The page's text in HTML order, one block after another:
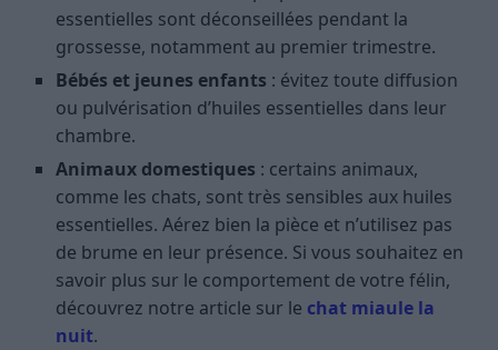
essentielles sont déconseillées pendant la
grossesse, notamment au premier trimestre.
Bébés et jeunes enfants : évitez toute diffusion
ou pulvérisation d’huiles essentielles dans leur
chambre.
Animaux domestiques : certains animaux,
comme les chats, sont très sensibles aux huiles
essentielles. Aérez bien la pièce et n’utilisez pas
de brume en leur présence. Si vous souhaitez en
savoir plus sur le comportement de votre félin,
découvrez notre article sur le chat miaule la
nuit.